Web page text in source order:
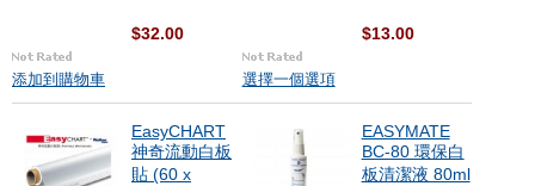
$32.00
添加到購物車
$13.00
選擇一個選項
EasyCHART
神奇流動白板
貼 (60 x
EASYMATE
BC-80 環保白
板清潔液 80ml